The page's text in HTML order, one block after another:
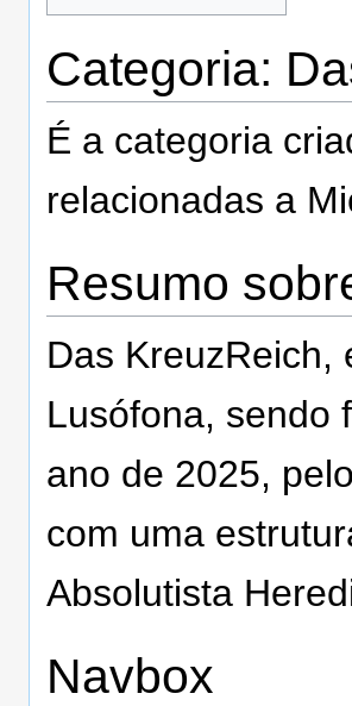
Categoria:
É a categoria
relacionadas a
Resumo
Das KreuzReich,
Lusófona, sendo
ano de 2025,
com uma
Absolutista
Navbox